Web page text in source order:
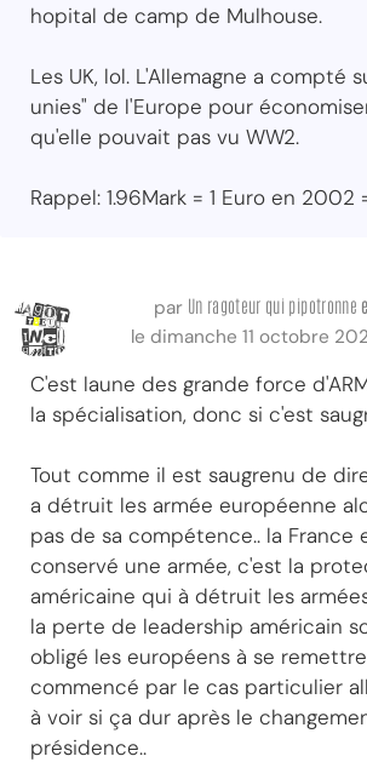
hopital de camp de Mulhouse.
Les UK, lol. L'Allemagne a compté
unies" de l'Europe pour
qu'elle pouvait pas vu WW2.
Rappel: 1.96Mark = 1 Euro en 2002
par Un ragoteur qui pipotronne
le dimanche 11 octobre
C'est laune des grande force
la spécialisation, donc si c'est
Tout comme il est saugrenu de
a détruit les armée européenne
pas de sa compétence.. la France
conservé une armée, c'est la
américaine qui à détruit les
la perte de leadership américain
obligé les européens à se
commencé par le cas particulier
à voir si ça dur après le
présidence..